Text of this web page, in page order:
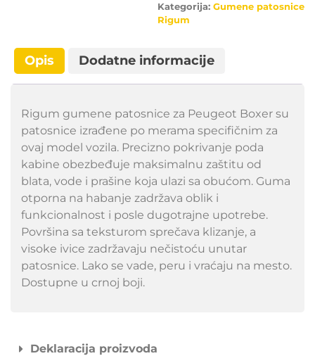
Kategorija: Gumene patosnice
Rigum
Opis Dodatne informacije
Rigum gumene patosnice za Peugeot Boxer su
patosnice izrađene po merama specifičnim za
ovaj model vozila. Precizno pokrivanje poda
kabine obezbeđuje maksimalnu zaštitu od
blata, vode i prašine koja ulazi sa obućom. Guma
otporna na habanje zadržava oblik i
funkcionalnost i posle dugotrajne upotrebe.
Površina sa teksturom sprečava klizanje, a
visoke ivice zadržavaju nečistoću unutar
patosnice. Lako se vade, peru i vraćaju na mesto.
Dostupne u crnoj boji.
Deklaracija proizvoda